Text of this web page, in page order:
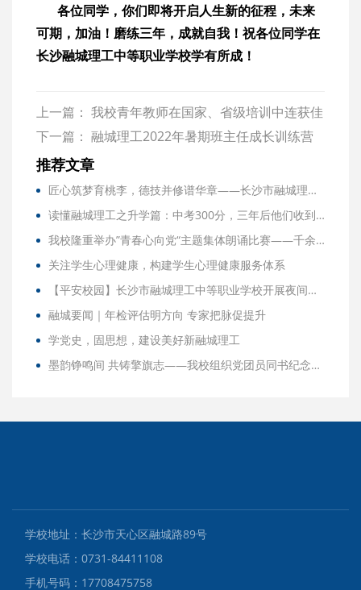
各位同学，你们即将开启人生新的征程，未来
可期，加油！磨练三年，成就自我！祝各位同学在
长沙融城理工中等职业学校学有所成！
上一篇： 我校青年教师在国家、省级培训中连获佳
绩
下一篇： 融城理工2022年暑期班主任成长训练营
圆满结营
推荐文章
匠心筑梦育桃李，德技并修谱华章——长沙市融城理工中等职业学校优秀教师风采（三）
读懂融城理工之升学篇：中考300分，三年后他们收到了大学录取通知书
我校隆重举办”青春心向党“主题集体朗诵比赛——千余师生共绘红色青春画卷
关注学生心理健康，构建学生心理健康服务体系
【平安校园】长沙市融城理工中等职业学校开展夜间消防应急疏散演练活动，筑牢校园安全防线
融城要闻｜年检评估明方向 专家把脉促提升
学党史，固思想，建设美好新融城理工
墨韵铮鸣间 共铸擎旗志——我校组织党团员同书纪念大会观后感
学校地址：长沙市天心区融城路89号
学校电话：0731-84411108
手机号码：17708475758